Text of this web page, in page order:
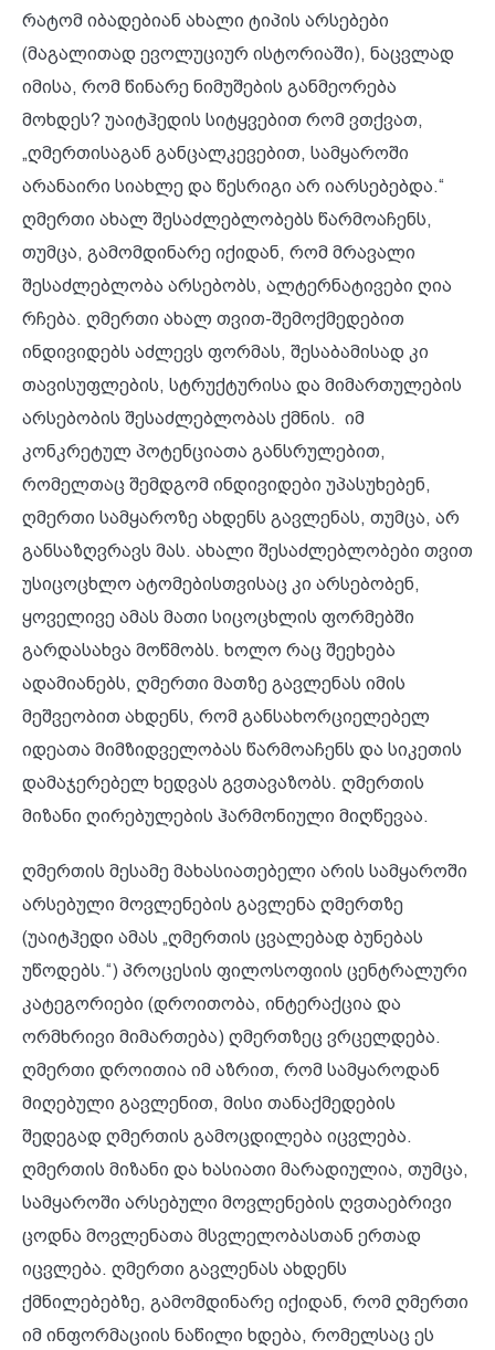
რატომ იბადებიან ახალი ტიპის არსებები
(მაგალითად ევოლუციურ ისტორიაში), ნაცვლად
იმისა, რომ წინარე ნიმუშების განმეორება
მოხდეს? უაიტჰედის სიტყვებით რომ ვთქვათ,
„ღმერთისაგან განცალკევებით, სამყაროში
არანაირი სიახლე და წესრიგი არ იარსებებდა.“
ღმერთი ახალ შესაძლებლობებს წარმოაჩენს,
თუმცა, გამომდინარე იქიდან, რომ მრავალი
შესაძლებლობა არსებობს, ალტერნატივები ღია
რჩება. ღმერთი ახალ თვით-შემოქმედებით
ინდივიდებს აძლევს ფორმას, შესაბამისად კი
თავისუფლების, სტრუქტურისა და მიმართულების
არსებობის შესაძლებლობას ქმნის. იმ
კონკრეტულ პოტენციათა განსრულებით,
რომელთაც შემდგომ ინდივიდები უპასუხებენ,
ღმერთი სამყაროზე ახდენს გავლენას, თუმცა, არ
განსაზღვრავს მას. ახალი შესაძლებლობები თვით
უსიცოცხლო ატომებისთვისაც კი არსებობენ,
ყოველივე ამას მათი სიცოცხლის ფორმებში
გარდასახვა მოწმობს. ხოლო რაც შეეხება
ადამიანებს, ღმერთი მათზე გავლენას იმის
მეშვეობით ახდენს, რომ განსახორციელებელ
იდეათა მიმზიდველობას წარმოაჩენს და სიკეთის
დამაჯერებელ ხედვას გვთავაზობს. ღმერთის
მიზანი ღირებულების ჰარმონიული მიღწევაა.
ღმერთის მესამე მახასიათებელი არის სამყაროში
არსებული მოვლენების გავლენა ღმერთზე
(უაიტჰედი ამას „ღმერთის ცვალებად ბუნებას
უწოდებს.“) პროცესის ფილოსოფიის ცენტრალური
კატეგორიები (დროითობა, ინტერაქცია და
ორმხრივი მიმართება) ღმერთზეც ვრცელდება.
ღმერთი დროითია იმ აზრით, რომ სამყაროდან
მიღებული გავლენით, მისი თანაქმედების
შედეგად ღმერთის გამოცდილება იცვლება.
ღმერთის მიზანი და ხასიათი მარადიულია, თუმცა,
სამყაროში არსებული მოვლენების ღვთაებრივი
ცოდნა მოვლენათა მსვლელობასთან ერთად
იცვლება. ღმერთი გავლენას ახდენს
ქმნილებებზე, გამომდინარე იქიდან, რომ ღმერთი
იმ ინფორმაციის ნაწილი ხდება, რომელსაც ეს